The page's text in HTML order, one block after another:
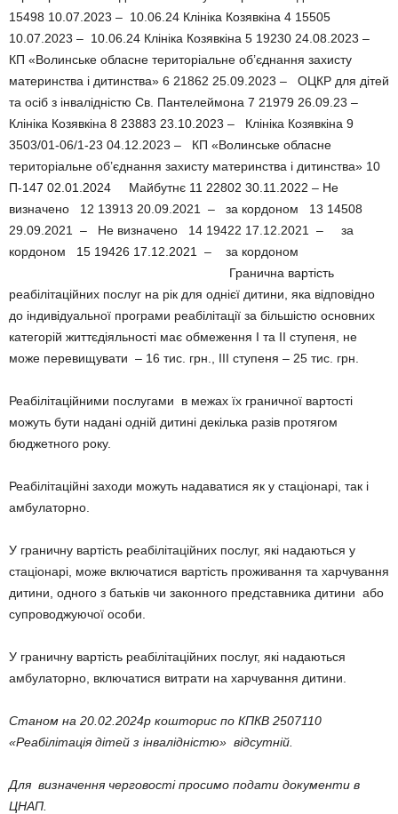
15498 10.07.2023 – 10.06.24 Клініка Козявкіна 4 15505
10.07.2023 – 10.06.24 Клініка Козявкіна 5 19230 24.08.2023 –
КП «Волинське обласне територіальне об’єднання захисту
материнства і дитинства» 6 21862 25.09.2023 – ОЦКР для дітей
та осіб з інвалідністю Св. Пантелеймона 7 21979 26.09.23 –
Клініка Козявкіна 8 23883 23.10.2023 – Клініка Козявкіна 9
3503/01-06/1-23 04.12.2023 – КП «Волинське обласне
територіальне об’єднання захисту материнства і дитинства» 10
П-147 02.01.2024 Майбутнє 11 22802 30.11.2022 – Не
визначено 12 13913 20.09.2021 – за кордоном 13 14508
29.09.2021 – Не визначено 14 19422 17.12.2021 – за
кордоном 15 19426 17.12.2021 – за кордоном
Гранична вартість
реабілітаційних послуг на рік для однієї дитини, яка відповідно
до індивідуальної програми реабілітації за більшістю основних
категорій життєдіяльності має обмеження I та II ступеня, не
може перевищувати – 16 тис. грн., III ступеня – 25 тис. грн.
Реабілітаційними послугами в межах їх граничної вартості
можуть бути надані одній дитині декілька разів протягом
бюджетного року.
Реабілітаційні заходи можуть надаватися як у стаціонарі, так і
амбулаторно.
У граничну вартість реабілітаційних послуг, які надаються у
стаціонарі, може включатися вартість проживання та харчування
дитини, одного з батьків чи законного представника дитини або
супроводжуючої особи.
У граничну вартість реабілітаційних послуг, які надаються
амбулаторно, включатися витрати на харчування дитини.
Станом на 20 02 .2024р кошторис по КПКВ 2507110
«Реабілітація дітей з інвалідністю» відсутній
Для визначення черговості просимо подати документи в
ЦНАП.